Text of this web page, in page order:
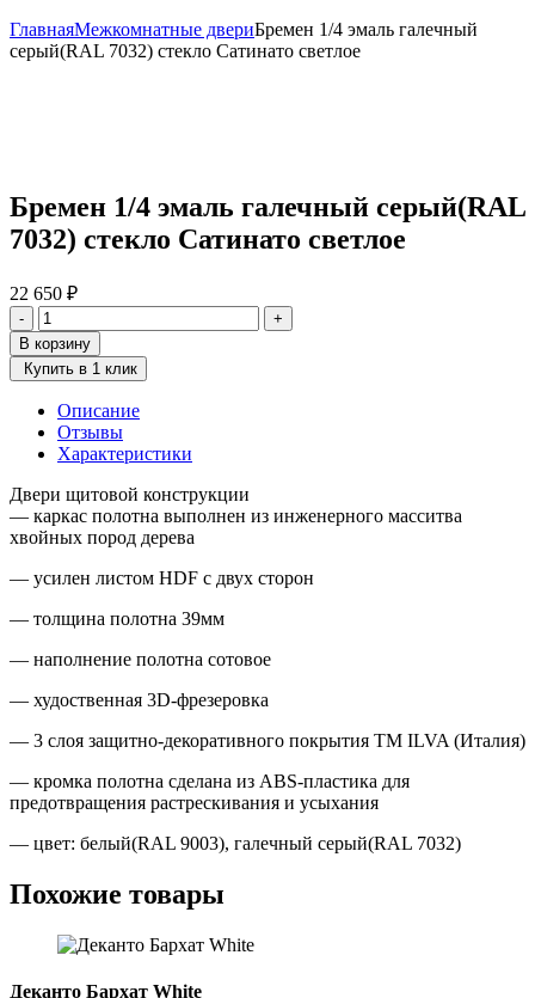
ГлавнаяМежкомнатные двериБремен 1/4 эмаль галечный
серый(RAL 7032) стекло Сатинато светлое
Бремен 1/4 эмаль галечный серый(RAL
7032) стекло Сатинато светлое
22 650 ₽
Количество
товара
Бремен
1/4
галечный
серый(RAL
стекло
Сатинато
светлое
-
+
В корзину
Купить в 1 клик
Описание
Отзывы
Характеристики
Двери щитовой конструкции
— каркас полотна выполнен из инженерного масситва
хвойных пород дерева
— усилен листом HDF с двух сторон
— толщина полотна 39мм
— наполнение полотна сотовое
— худоственная 3D-фрезеровка
— 3 слоя защитно-декоративного покрытия TM ILVA (Италия)
— кромка полотна сделана из ABS-пластика для
предотвращения растрескивания и усыхания
— цвет: белый(RAL 9003), галечный серый(RAL 7032)
Похожие товары
Деканто Бархат White